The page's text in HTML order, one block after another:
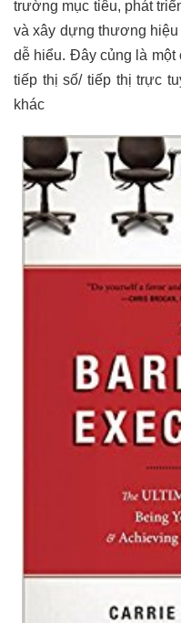
trường mục tiêu, phát
và xây dựng thương
dễ hiểu. Đây củng là một
tiếp thị số/ tiếp thị trực
khác